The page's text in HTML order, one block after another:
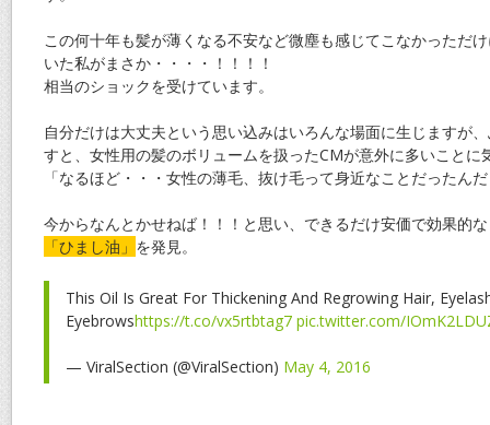
この何十年も髪が薄くなる不安など微塵も感じてこなかっただ
いた私がまさか・・・・！！！！
相当のショックを受けています。
自分だけは大丈夫という思い込みはいろんな場面に生じますが
すと、女性用の髪のボリュームを扱ったCMが意外に多いことに
「なるほど・・・女性の薄毛、抜け毛って身近なことだったん
今からなんとかせねば！！！と思い、できるだけ安価で効果的
「ひまし油」 を発見。
This Oil Is Great For Thickening And Regrowing Hair,
Eyebrowshttps://t.co/vx5rtbtag7 pic.twitter.com/
— ViralSection (@ViralSection) May 4, 2016